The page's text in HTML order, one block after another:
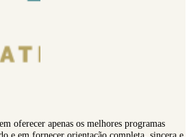
oferecer apenas os melhores programas